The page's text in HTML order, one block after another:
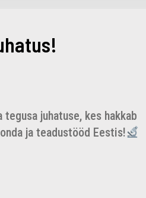
juhatuse, kes hakkab
ja teadustööd Eestis!